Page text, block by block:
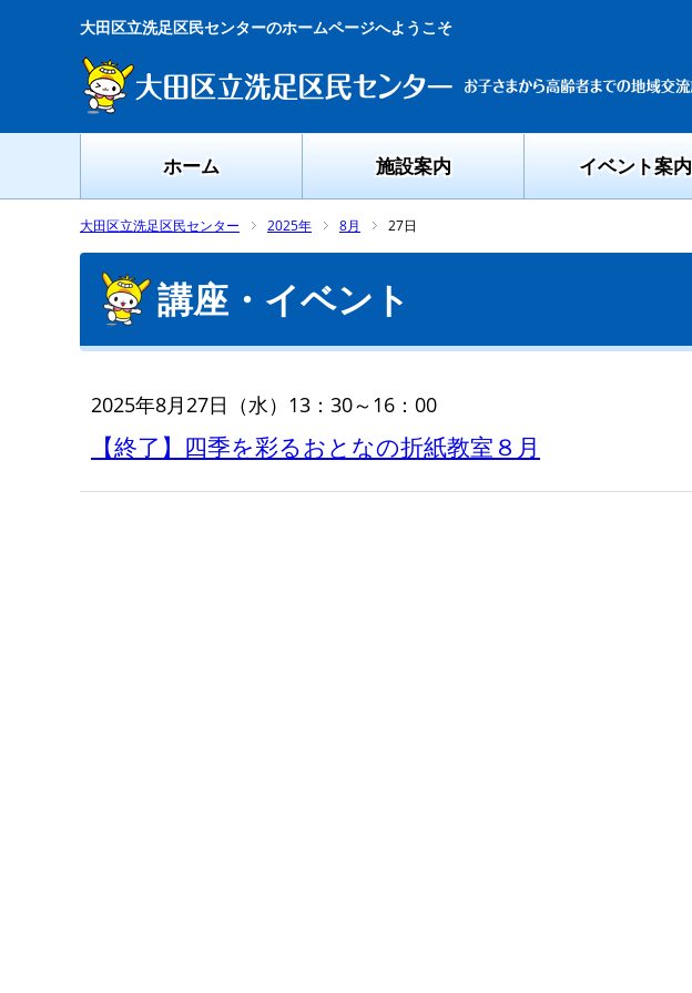
大田区立洗足区民センターのホームページへようこそ
ホーム 施設案内 イベント案内
大田区立洗足区民センター 2025年 8月 27日
講座・イベント
2025年8月27日（水）13：30～16：00
【終了】四季を彩るおとなの折紙教室８月